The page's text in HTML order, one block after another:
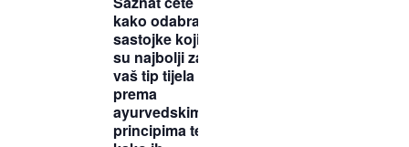
kako odabrati
sastojke koji
su najbolji za
vaš tip tijela
prema
ayurvedskim
principima te